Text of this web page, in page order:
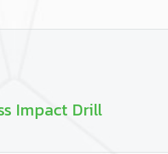
Impact Drill